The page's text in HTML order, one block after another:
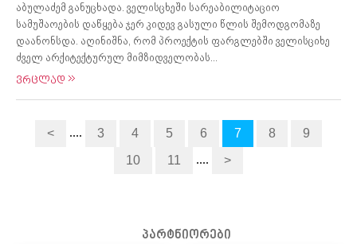
აბულაძემ განუცხადა. ველისცხეში სარეაბილიტაციო
სამუშაოების დაწყება ჯერ კიდევ გასული წლის შემოდგომაზე
დაანონსდა. აღინიშნა, რომ პროექტის ფარგლებში ველისციხე
ძველ არქიტექტურულ მიმზიდველობას...
ვრცლად
< .... 3 4 5 6 7 8
9
10
11 .... >
პარტნიორები